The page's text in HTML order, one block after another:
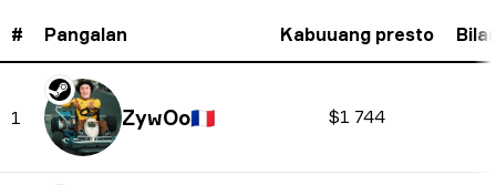
# Pangalan Kabuuang presto
1 ZywOo🇫🇷 $1 744